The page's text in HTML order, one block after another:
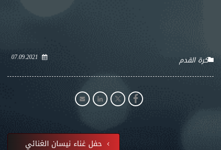
07.09.2021 كرة القدم
حفل غناء نيسان الغنائي